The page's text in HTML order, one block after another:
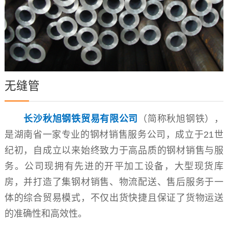
无缝管
长沙秋旭钢铁贸易有限公司
（简称秋旭钢铁），
是湖南省一家专业的钢材销售服务公司，成立于21世
纪初，自成立以来始终致力于高品质的钢材销售与服
务。公司现拥有先进的开平加工设备，大型现货库
房，并打造了集钢材销售、物流配送、售后服务于一
体的综合贸易模式，不仅出货快捷且保证了货物运送
的准确性和高效性。